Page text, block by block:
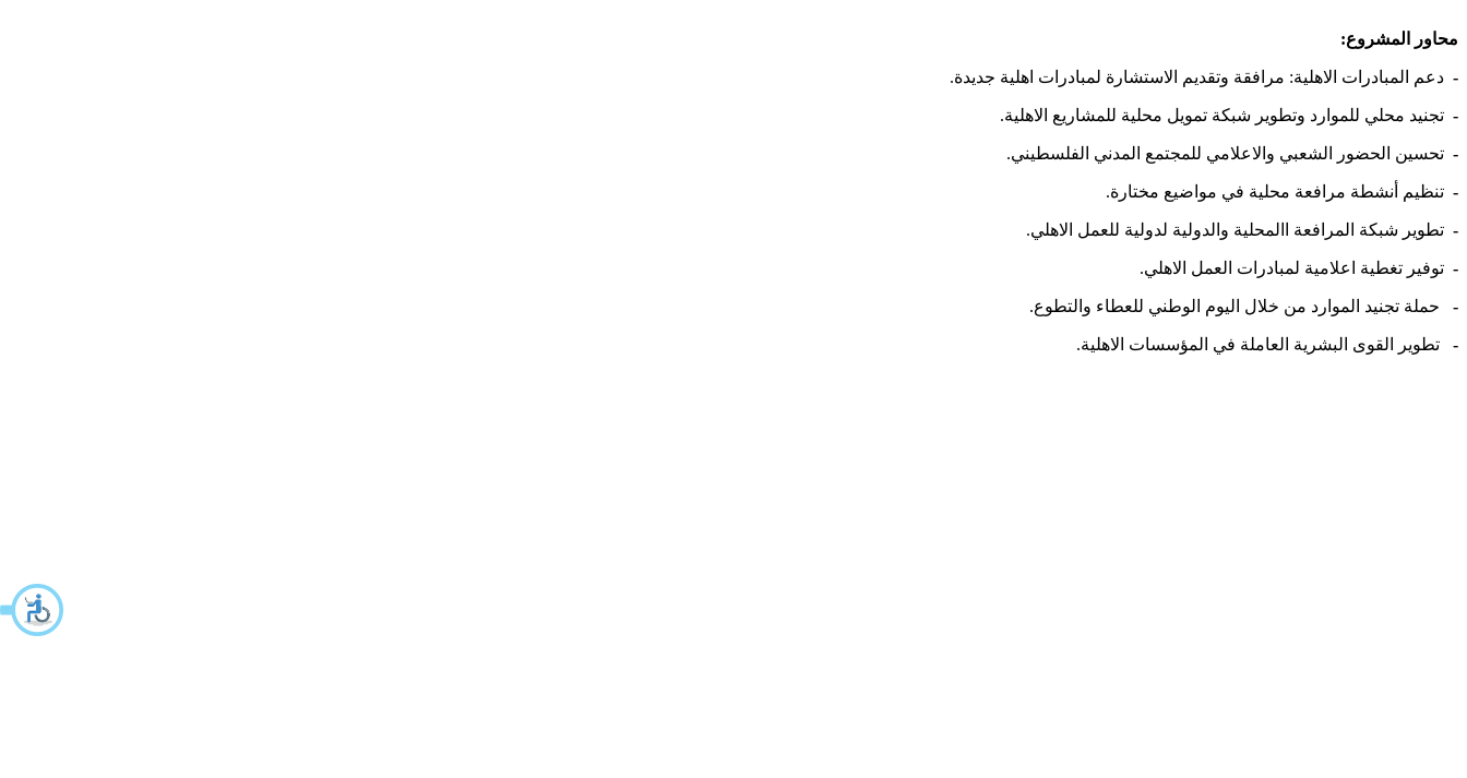
محاور المشروع:
- دعم المبادرات الاهلية: مرافقة وتقديم الاستشارة لمبادرات اهلية جديدة.
- تجنيد محلي للموارد وتطوير شبكة تمويل محلية للمشاريع الاهلية.
- تحسين الحضور الشعبي والاعلامي للمجتمع المدني الفلسطيني.
- تنظيم أنشطة مرافعة محلية في مواضيع مختارة.
- تطوير شبكة المرافعة االمحلية والدولية لدولية للعمل الاهلي.
- توفير تغطية اعلامية لمبادرات العمل الاهلي.
- حملة تجنيد الموارد من خلال اليوم الوطني للعطاء والتطوع.
- تطوير القوى البشرية العاملة في المؤسسات الاهلية.